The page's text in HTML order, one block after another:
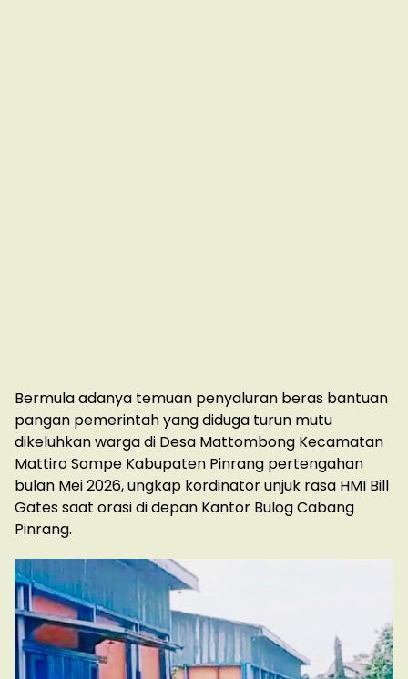
Bermula adanya temuan penyaluran beras bantuan
pangan pemerintah yang diduga turun mutu
dikeluhkan warga di Desa Mattombong Kecamatan
Mattiro Sompe Kabupaten Pinrang pertengahan
bulan Mei 2026, ungkap kordinator unjuk rasa HMI Bill
Gates saat orasi di depan Kantor Bulog Cabang
Pinrang.